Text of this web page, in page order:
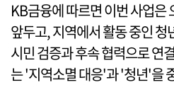
KB금융에 따르면 이번 사업은
앞두고, 지역에서 활동 중인
시민 검증과 후속 협력으로 연
는 '지역소멸 대응'과 '청년'을